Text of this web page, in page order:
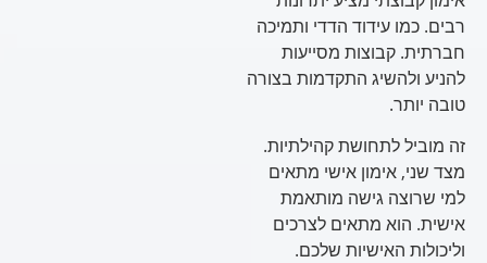
רבים. כמו עידוד הדדי ותמיכה
חברתית. קבוצות מסייעות
להניע ולהשיג התקדמות בצורה
טובה יותר.
זה מוביל לתחושת קהילתיות.
מצד שני, אימון אישי מתאים
למי שרוצה גישה מותאמת
אישית. הוא מתאים לצרכים
וליכולות האישיות שלכם.